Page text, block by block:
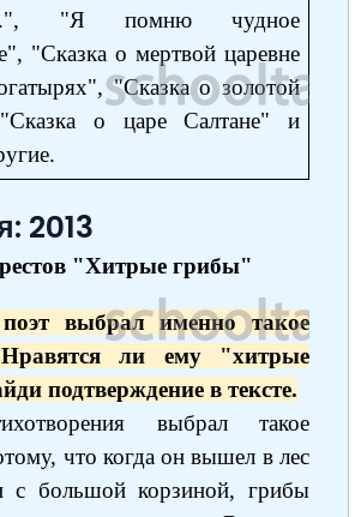
"Я помню чудное
"Сказка о мертвой царевне
"Сказка о золотой
о царе Салтане" и
2013
"Хитрые грибы"
выбрал именно такое
Нравятся ли ему "хитрые
подтверждение в тексте.
выбрал такое
что когда он вышел в лес
с большой корзиной, грибы